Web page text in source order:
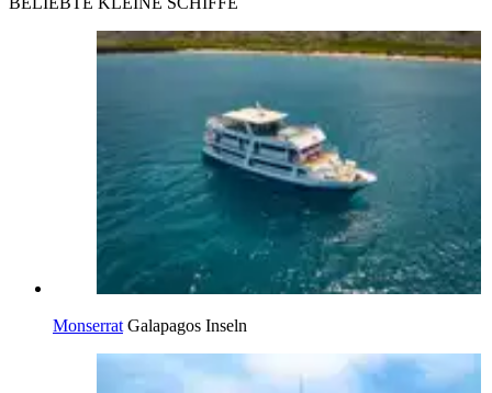
Monserrat Galapagos Inseln